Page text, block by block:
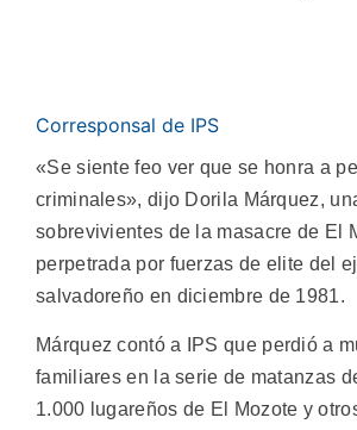
Corresponsal de IPS
«Se siente feo ver que se honra a
criminales», dijo Dorila Márquez,
sobrevivientes de la masacre de El
perpetrada por fuerzas de elite del
salvadoreño en diciembre de 1981.
Márquez contó a IPS que perdió a
familiares en la serie de matanzas
1.000 lugareños de El Mozote y